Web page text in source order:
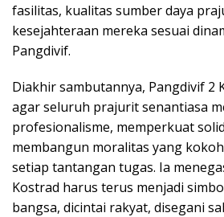
fasilitas, kualitas sumber daya
kesejahteraan mereka sesuai
Pangdivif.
Diakhir sambutannya, Pangdivif 2
agar seluruh prajurit senantiasa
profesionalisme, memperkuat
membangun moralitas yang
setiap tantangan tugas. Ia
Kostrad harus terus menjadi
bangsa, dicintai rakyat, disegani